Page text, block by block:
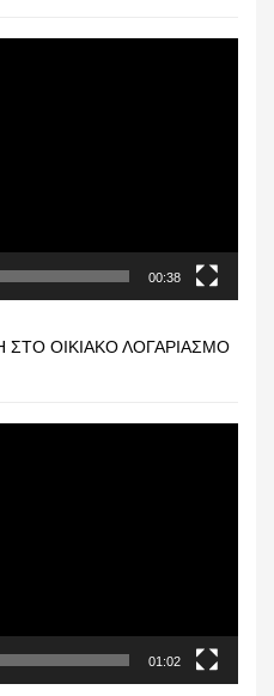
00:38
ΣΤΟ ΟΙΚΙΑΚΌ ΛΟΓΑΡΙΑΣΜΌ
01:02